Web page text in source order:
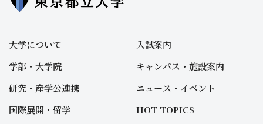
大学について
学部・大学院
研究・産学公連携
国際展開・留学
入試案内
キャンパス・施設案内
ニュース・イベント
HOT TOPICS